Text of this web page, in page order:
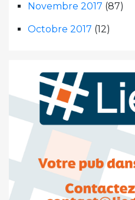
Novembre 2017 (87)
Octobre 2017 (12)